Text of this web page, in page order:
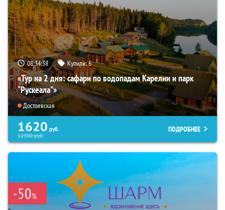
08:34:36 Купили:6
«Тур на 2 дня: сафари по водопадам Карелии и парк
“Рускеала"»
Достоевская
1620 руб.
12900руб.
ПОДРОБНЕЕ
-50%